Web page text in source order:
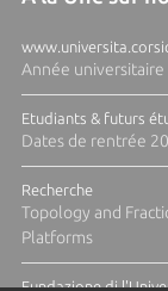
Année
Etudiants & futurs
Dates de rentrée
Recherche
Topology and
Platforms
Fundazione di